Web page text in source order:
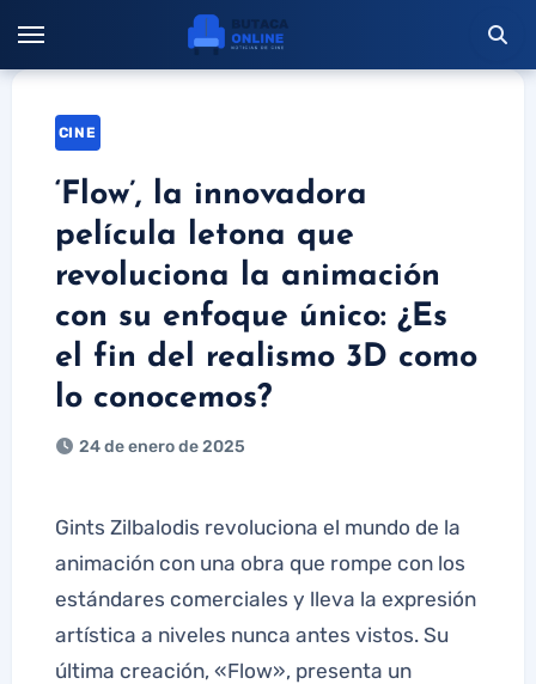
contenido
CINE
‘Flow’, la innovadora
película letona que
revoluciona la animación
con su enfoque único: ¿Es
el fin del realismo 3D como
lo conocemos?
24 de enero de 2025
Gints Zilbalodis revoluciona el mundo de la
animación con una obra que rompe con los
estándares comerciales y lleva la expresión
artística a niveles nunca antes vistos. Su
última creación, «Flow», presenta un